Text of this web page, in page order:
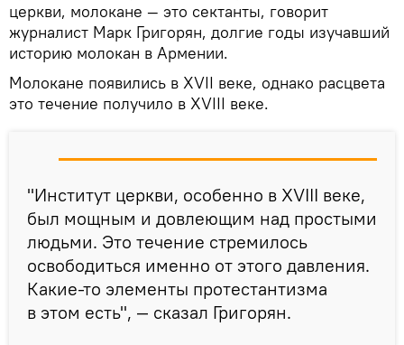
церкви, молокане — это сектанты, говорит
журналист Марк Григорян, долгие годы изучавший
историю молокан в Армении.
Молокане появились в XVII веке, однако расцвета
это течение получило в XVIII веке.
"Институт церкви, особенно в XVIII веке,
был мощным и довлеющим над простыми
людьми. Это течение стремилось
освободиться именно от этого давления.
Какие-то элементы протестантизма
в этом есть", — сказал Григорян.